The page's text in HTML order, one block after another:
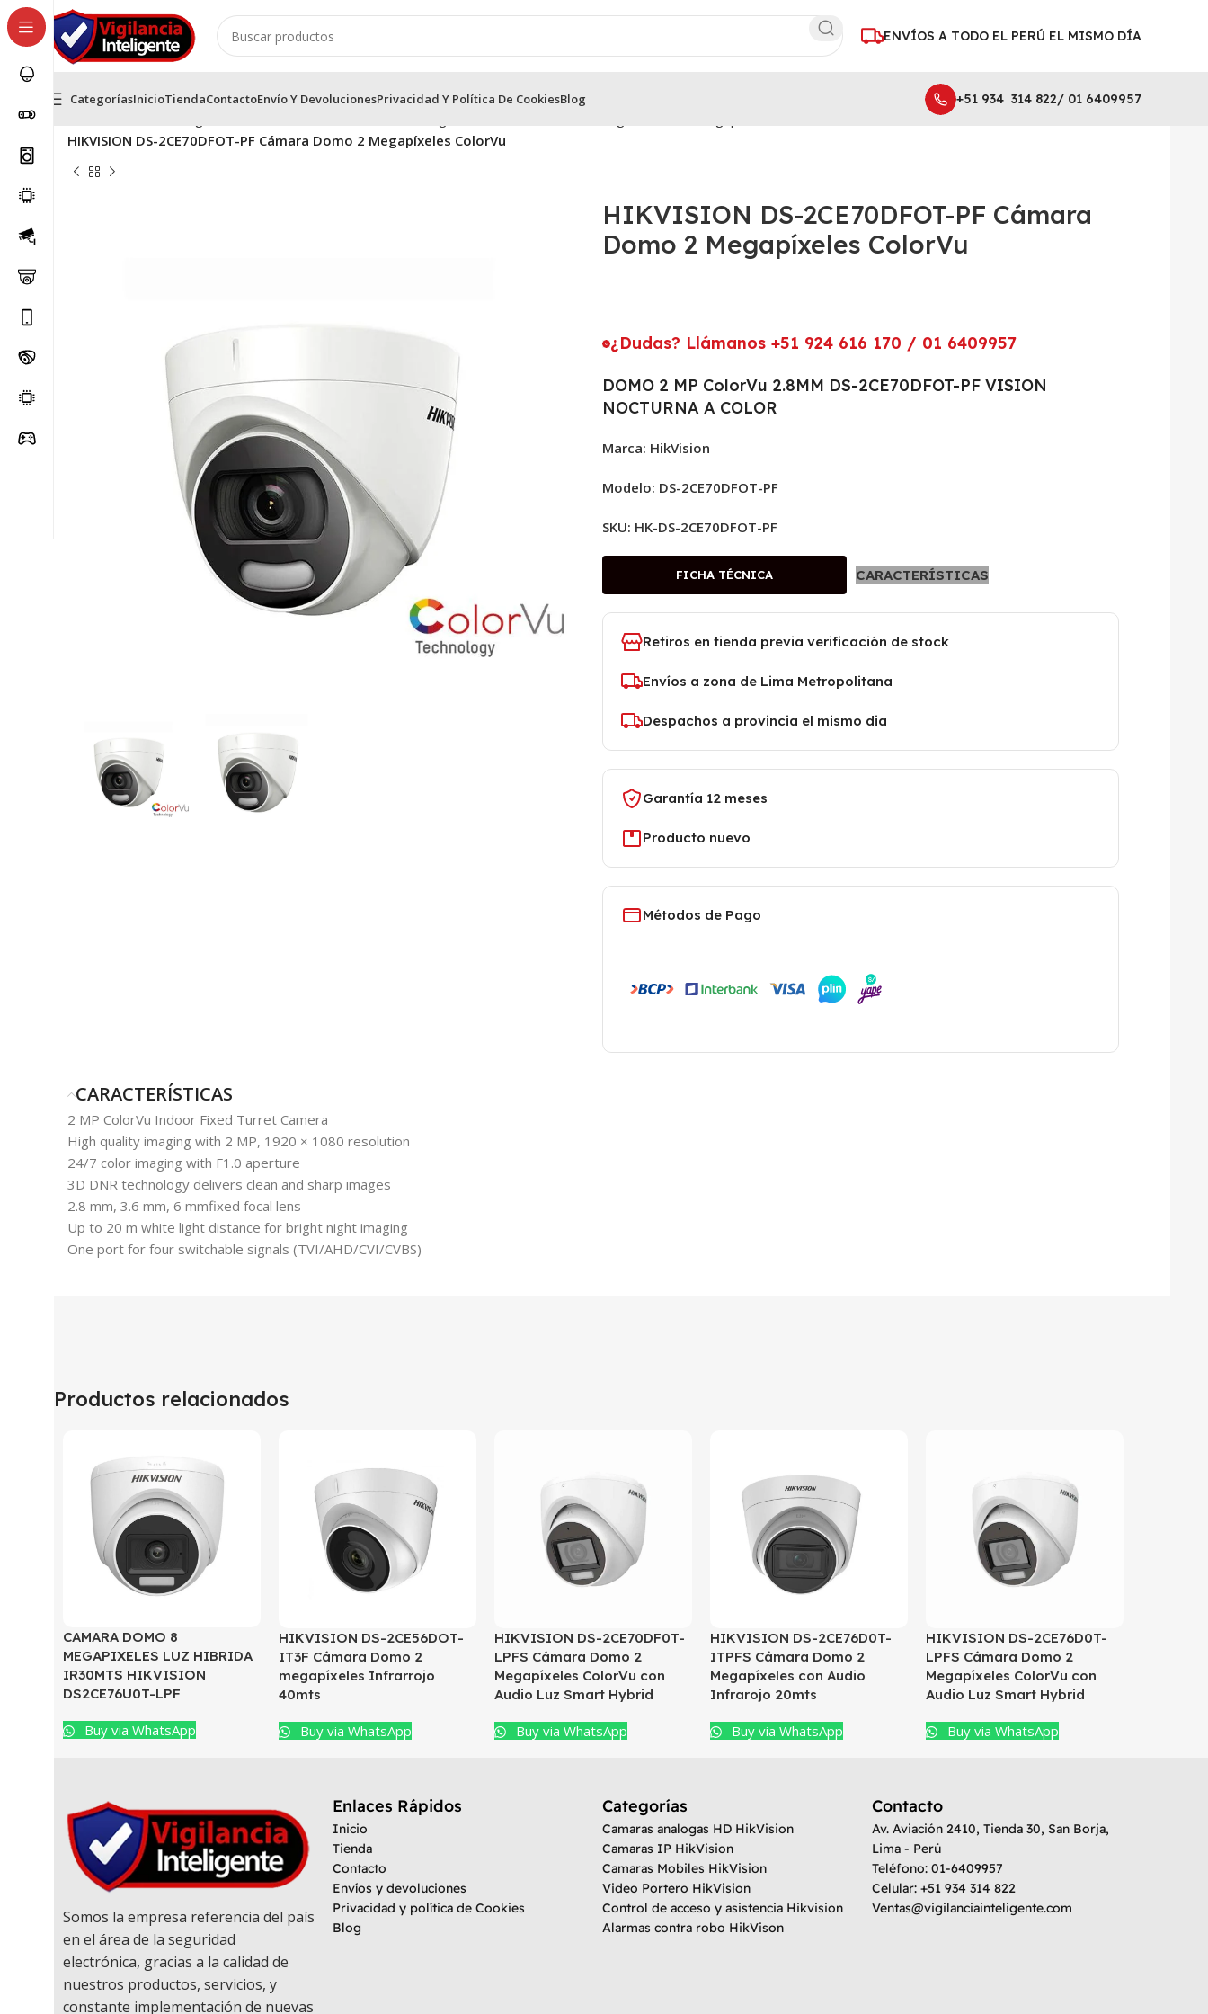
ENVÍOS A TODO EL PERÚ EL MISMO DÍA
CategoríasInicioTiendaContactoEnvío Y DevolucionesPrivacidad Y Política De CookiesBlog +51 934 314 822/ 01 6409957
HIKVISION DS-2CE70DFOT-PF Cámara Domo 2 Megapíxeles ColorVu
HIKVISION DS-2CE70DFOT-PF Cámara
Domo 2 Megapíxeles ColorVu
¿Dudas? Llámanos +51 924 616 170 / 01 6409957
DOMO 2 MP ColorVu 2.8MM DS-2CE70DFOT-PF VISION
NOCTURNA A COLOR
Marca: HikVision
Modelo: DS-2CE70DFOT-PF
SKU: HK-DS-2CE70DFOT-PF
FICHA TÉCNICA CARACTERÍSTICAS
Retiros en tienda previa verificación de stock
Envíos a zona de Lima Metropolitana
Despachos a provincia el mismo dia
Garantía 12 meses
Producto nuevo
Métodos de Pago
CARACTERÍSTICAS
2 MP ColorVu Indoor Fixed Turret Camera
High quality imaging with 2 MP, 1920 × 1080 resolution
24/7 color imaging with F1.0 aperture
3D DNR technology delivers clean and sharp images
2.8 mm, 3.6 mm, 6 mmfixed focal lens
Up to 20 m white light distance for bright night imaging
One port for four switchable signals (TVI/AHD/CVI/CVBS)
Productos relacionados
CAMARA DOMO 8
MEGAPIXELES LUZ HIBRIDA
IR30MTS HIKVISION
DS2CE76U0T-LPF
Buy via WhatsApp
HIKVISION DS-2CE56DOT-
IT3F Cámara Domo 2
megapíxeles Infrarrojo
40mts
Buy via WhatsApp
HIKVISION DS-2CE70DF0T-
LPFS Cámara Domo 2
Megapíxeles ColorVu con
Audio Luz Smart Hybrid
Buy via WhatsApp
HIKVISION DS-2CE76D0T-
ITPFS Cámara Domo 2
Megapíxeles con Audio
Infrarojo 20mts
Buy via WhatsApp
HIKVISION DS-2CE76D0T-
LPFS Cámara Domo 2
Megapíxeles ColorVu con
Audio Luz Smart Hybrid
Buy via WhatsApp
Somos la empresa referencia del país
en el área de la seguridad
electrónica, gracias a la calidad de
nuestros productos, servicios, y
constante implementación de nuevas
Enlaces Rápidos
Inicio
Tienda
Contacto
Envíos y devoluciones
Privacidad y política de Cookies
Blog
Categorías
Camaras analogas HD HikVision
Camaras IP HikVision
Camaras Mobiles HikVision
Video Portero HikVision
Control de acceso y asistencia Hikvision
Alarmas contra robo HikVison
Contacto
Av. Aviación 2410, Tienda 30, San Borja,
Lima - Perú
Teléfono: 01-6409957
Celular: +51 934 314 822
Ventas@vigilanciainteligente.com